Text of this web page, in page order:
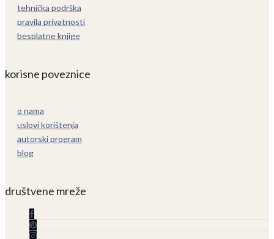
tehnička podrška
pravila privatnosti
besplatne knjige
korisne poveznice
o nama
uslovi korištenja
autorski program
blog
društvene mreže